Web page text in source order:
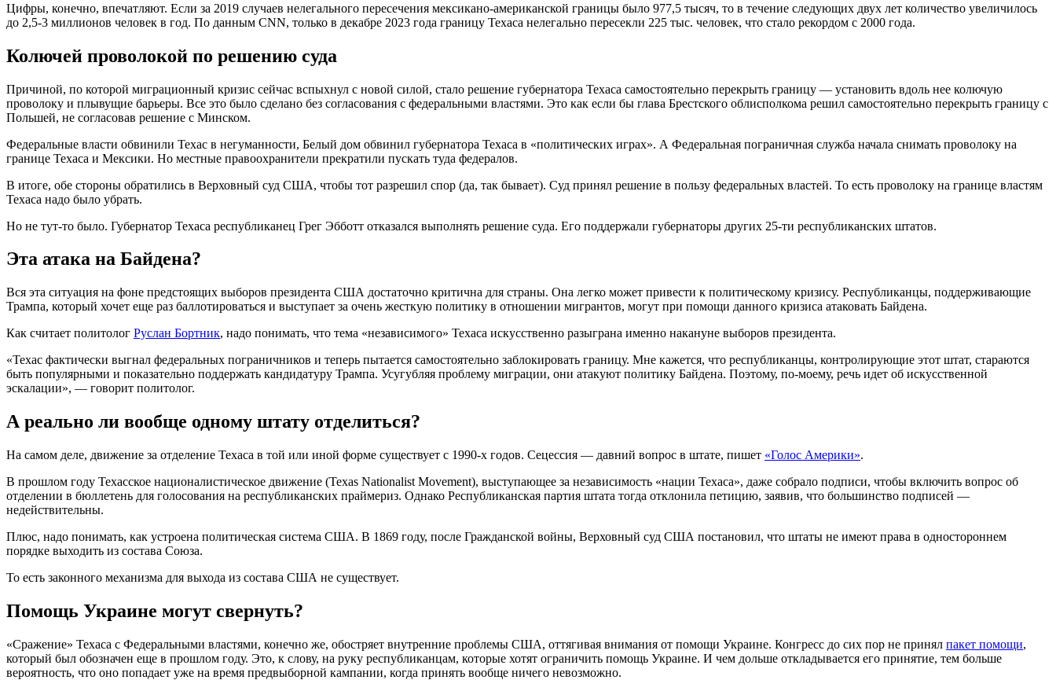
Цифры, конечно, впечатляют. Если за 2019 случаев нелегального пересечения мексикано-американской границы было 977,5 тысяч, то в течение следующих двух лет количество увеличилось
до 2,5-3 миллионов человек в год. По данным CNN, только в декабре 2023 года границу Техаса нелегально пересекли 225 тыс. человек, что стало рекордом с 2000 года.
Колючей проволокой по решению суда
Причиной, по которой миграционный кризис сейчас вспыхнул с новой силой, стало решение губернатора Техаса самостоятельно перекрыть границу — установить вдоль нее колючую
проволоку и плывущие барьеры. Все это было сделано без согласования с федеральными властями. Это как если бы глава Брестского облисполкома решил самостоятельно перекрыть границу с
Польшей, не согласовав решение с Минском.
Федеральные власти обвинили Техас в негуманности, Белый дом обвинил губернатора Техаса в «политических играх». А Федеральная пограничная служба начала снимать проволоку на
границе Техаса и Мексики. Но местные правоохранители прекратили пускать туда федералов.
В итоге, обе стороны обратились в Верховный суд США, чтобы тот разрешил спор (да, так бывает). Суд принял решение в пользу федеральных властей. То есть проволоку на границе властям
Техаса надо было убрать.
Но не тут-то было. Губернатор Техаса республиканец Грег Эбботт отказался выполнять решение суда. Его поддержали губернаторы других 25-ти республиканских штатов.
Эта атака на Байдена?
Вся эта ситуация на фоне предстоящих выборов президента США достаточно критична для страны. Она легко может привести к политическому кризису. Республиканцы, поддерживающие
Трампа, который хочет еще раз баллотироваться и выступает за очень жесткую политику в отношении мигрантов, могут при помощи данного кризиса атаковать Байдена.
Как считает политолог Руслан Бортник, надо понимать, что тема «независимого» Техаса искусственно разыграна именно накануне выборов президента.
«Техас фактически выгнал федеральных пограничников и теперь пытается самостоятельно заблокировать границу. Мне кажется, что республиканцы, контролирующие этот штат, стараются
быть популярными и показательно поддержать кандидатуру Трампа. Усугубляя проблему миграции, они атакуют политику Байдена. Поэтому, по-моему, речь идет об искусственной
эскалации», — говорит политолог.
А реально ли вообще одному штату отделиться?
На самом деле, движение за отделение Техаса в той или иной форме существует с 1990-х годов. Сецессия — давний вопрос в штате, пишет «Голос Америки».
В прошлом году Техасское националистическое движение (Texas Nationalist Movement), выступающее за независимость «нации Техаса», даже собрало подписи, чтобы включить вопрос об
отделении в бюллетень для голосования на республиканских праймериз. Однако Республиканская партия штата тогда отклонила петицию, заявив, что большинство подписей —
недействительны.
Плюс, надо понимать, как устроена политическая система США. В 1869 году, после Гражданской войны, Верховный суд США постановил, что штаты не имеют права в одностороннем
порядке выходить из состава Союза.
То есть законного механизма для выхода из состава США не существует.
Помощь Украине могут свернуть?
«Сражение» Техаса с Федеральными властями, конечно же, обостряет внутренние проблемы США, оттягивая внимания от помощи Украине. Конгресс до сих пор не принял пакет помощи,
который был обозначен еще в прошлом году. Это, к слову, на руку республиканцам, которые хотят ограничить помощь Украине. И чем дольше откладывается его принятие, тем больше
вероятность, что оно попадает уже на время предвыборной кампании, когда принять вообще ничего невозможно.